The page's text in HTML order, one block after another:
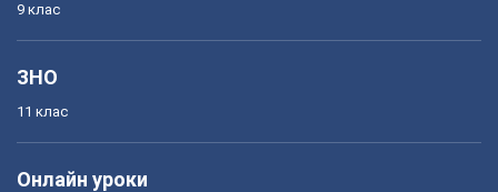
9 клас
ЗНО
11 клас
Онлайн уроки